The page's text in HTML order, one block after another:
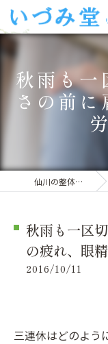
秋雨も
さの前
仙川の整体ならいづみ堂整体院
秋雨も一区
の疲れ、眼
2016/10/11
三連休はどのよう